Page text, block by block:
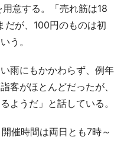
意する。「売れ筋は18
だが、100円のものは初
う。
雨にもかかわらず、例年
客がほとんどだったが、
ようだ」と話している。
催時間は両日とも7時～